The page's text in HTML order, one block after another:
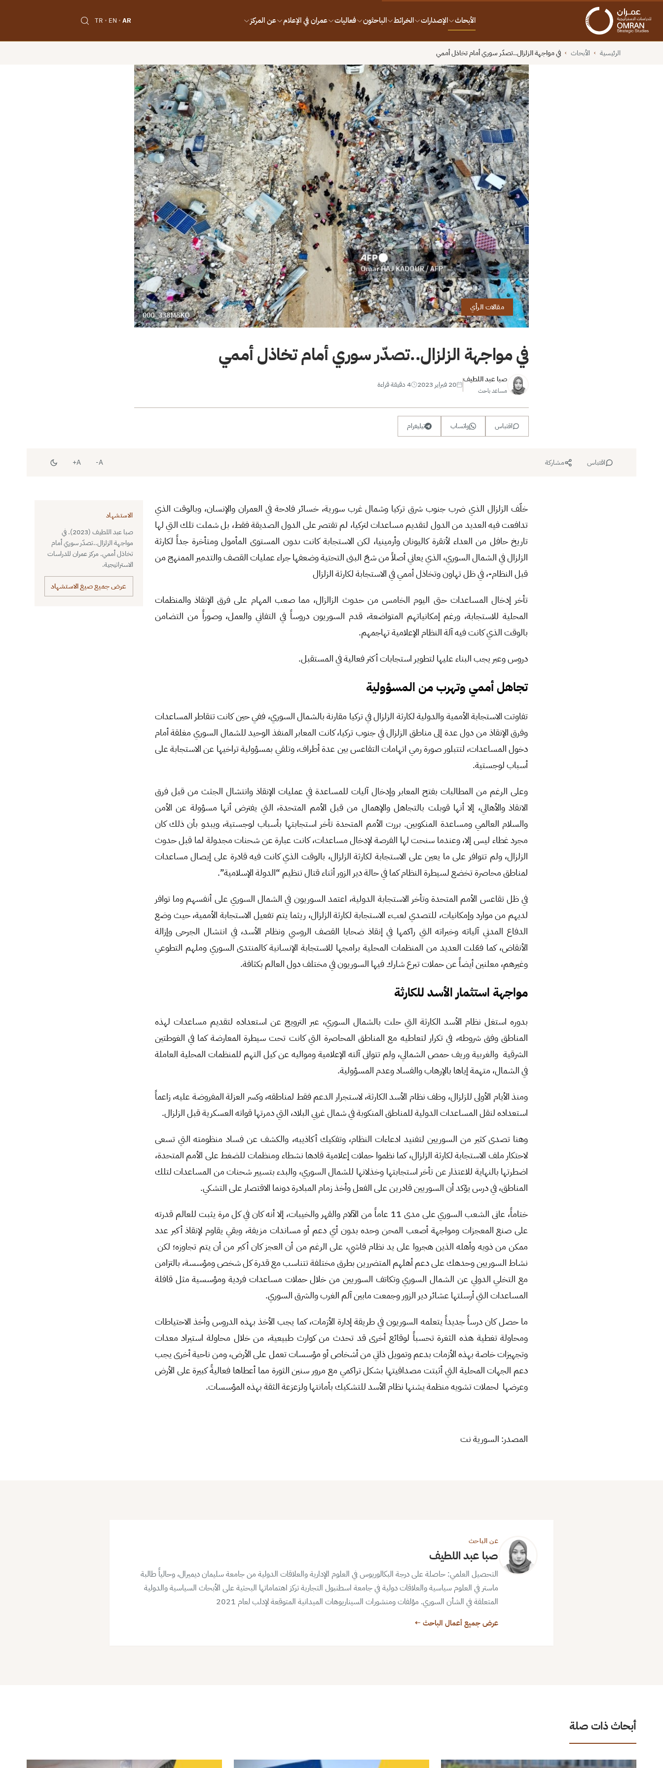
الأبحاث الإصدارات الخرائط الباحثون فعاليات عمران في الإعلام عن المركز AR
EN
TR
الرئيسية › الأبحاث › في مواجهة الزلزال..تصدّر سوري أمام تخاذل أممي
مقالات الرأي
في مواجهة الزلزال..تصدّر سوري أمام تخاذل أممي
صبا عبد اللطيف
مساعد باحث
20 فبراير 2023 4 دقيقة قراءة
اقتباس واتساب تيليغرام
اقتباس مشاركة A-
A+
خلّف الزلزال الذي ضرب جنوب شرق تركيا وشمال غرب سورية، خسائر فادحة في العمران والإنسان، وبالوقت الذي
تدافعت فيه العديد من الدول لتقديم مساعدات لتركيا، لم تقتصر على الدول الصديقة فقط، بل شملت تلك التي لها
تاريخ حافل من العداء لأنقرة كاليونان وأرمينيا، لكن الاستجابة كانت ىدون المستوى المأمول ومتأخرة جداً لكارثة
الزلزال في الشمال السوري، الذي يعاني أصلاً من شحّ البنى التحتية وضعفها جراء عمليات القصف والتدمير الممنهج من
قبل النظام-، في ظل تهاون وتخاذل أممي في الاستجابة لكارثة الزلزال
تأخر إدخال المساعدات حتى اليوم الخامس من حدوث الزالزال، مما صعب المهام على فرق الإنقاذ والمنظمات
المحلية للاستجابة، ورغم إمكانياتهم المتواضعة، قدم السوريون دروساً في التفاني والعمل، وصوراً من التضامن
بالوقت الذي كانت فيه آلة النظام الإعلامية تهاجمهم.
دروس وعبر يجب البناء عليها لتطوير استجابات أكثر فعالية في المستقبل.
تجاهل أممي وتهرب من المسؤولية
تفاوتت الاستجابة الأممية والدولية لكارثة الزلزال في تركيا مقارنة بالشمال السوري، ففي حين كانت تتقاطر المساعدات
وفرق الإنقاذ من دول عدة إلى مناطق الزلزال في جنوب تركيا، كانت المعابر المنفذ الوحيد للشمال السوري مغلقة أمام
دخول المساعدات، لتتبلور صورة رمي اتهامات التقاعس بين عدة أطراف، وتلقي بمسؤولية تراخيها عن الاستجابة على
أسباب لوجستية.
وعلى الرغم من المطالبات بفتح المعابر وإدخال آليات للمساعدة في عمليات الإنقاذ وانتشال الجثث من قبل فرق
الانقاذ والأهالي، إلا أنها قوبلت بالتجاهل والإهمال من قبل الأمم المتحدة، التي يفترض أنها مسؤولة عن الأمن
والسلام العالمي ومساعدة المنكوبين. بررت الأمم المتحدة تأخر استجابتها بأسباب لوجستية، ويبدو بأن ذلك كان
مجرد غطاء ليس إلا، وعندما سنحت لها الفرصة لإدخال مساعدات، كانت عبارة عن شحنات مجدولة لما قبل حدوث
الزلزال، ولم تتوافر على ما يعين على الاستجابة لكارثة الزلزال، بالوقت الذي كانت فيه قادرة على إيصال مساعدات
لمناطق محاصرة تخضع لسيطرة النظام كما في حالة دير الزور أثناء قتال تنظيم “الدولة الإسلامية”.
في ظل تقاعس الأمم المتحدة وتأخر الاستجابة الدولية، اعتمد السوريون في الشمال السوري على أنفسهم وما توافر
لديهم من موارد وإمكانيات، للتصدي لعبء الاستجابة لكارثة الزلزال، ريثما يتم تفعيل الاستجابة الأممية، حيث وضع
الدفاع المدني آلياته وخبراته التي راكمها في إنقاذ ضحايا القصف الروسي ونظام الأسد، في انتشال الجرحى وإزالة
الأنقاض، كما فعّلت العديد من المنظمات المحلية برامجها للاستجابة الإنسانية كالمنتدى السوري وملهم التطوعي
وغيرهم، معلنين أيضاً عن حملات تبرع شارك فيها السوريون في مختلف دول العالم بكثافة.
مواجهة استثمار الأسد للكارثة
بدوره استغل نظام الأسد الكارثة التي حلت بالشمال السوري، عبر الترويج عن استعداده لتقديم مساعدات لهذه
المناطق وفق شروطه، في تكرار لتعاطيه مع المناطق المحاصرة التي كانت تحت سيطرة المعارضة كما في الغوطتين
الشرقية والغربية وريف حمص الشمالي، ولم تتوانى آلته الإعلامية ومواليه عن كيل التهم للمنظمات المحلية العاملة
في الشمال، متهمة إياها بالإرهاب والفساد وعدم المسؤولية.
ومنذ الأيام الأولى للزلزال، وظف نظام الأسد الكارثة، لاستجرار الدعم فقط لمناطقه، وكسر العزلة المفروضة عليه، زاعماً
استعداده لنقل المساعدات الدولية للمناطق المنكوبة في شمال غربي البلاد، التي دمرتها قواته العسكرية قبل الزلزال.
وهنا تصدى كثير من السوريين لتفنيد ادعاءات النظام، وتفكيك أكاذيبه، والكشف عن فساد منظومته التي تسعى
لاحتكار ملف الاستجابة لكارثة الزلزال، كما نظموا حملات إعلامية قادها نشطاء ومنظمات للضغط على الأمم المتحدة،
اضطرتها بالنهاية للاعتذار عن تأخر استجابتها وخذلانها للشمال السوري، والبدء بتسيير شحنات من المساعدات لتلك
المناطق، في درس يؤكد أن السوريين قادرين على الفعل وأخذ زمام المبادرة دونما الاقتصار على التشكي.
ختاماً، عانى الشعب السوري على مدى 11 عاماً من الآلام والقهر والخيبات، إلا أنه كان في كل مرة يثبت للعالم قدرته
على صنع المعجزات ومواجهة أصعب المحن وحده بدون أي دعم أو مساندات مزيفة، وبقي يقاوم لإنقاذ أكبر عدد
ممكن من ذويه وأهله الذين هجروا على يد نظام فاشي، على الرغم من أن العجز كان أكبر من أن يتم تجاوزه؛ لكن
نشاط السوريين وحدهك على دعم أهلهم المتضررين بطرق مختلفة تتناسب مع قدرة كل شخص ومؤسسة، بالتزامن
مع التخلي الدولي عن الشمال السوري وتكاتف السوريين من خلال حملات مساعدات فردية ومؤسسية مثل قافلة
المساعدات التي أرسلتها عشائر دير الزور وجمعت مابين آلم الغرب والشرق السوري.
ما حصل كان درساً جديداً يتعلمه السوريون في طريقة إدارة الأزمات، كما يجب الأخذ بهذه الدروس وأخذ الاحتياطات
ومحاولة تغطية هذه الثغرة تحسباً لوقائع أخرى قد تحدث من كوارث طبيعية، من خلال محاولة استيراد معدات
وتجهيزات خاصة بهذه الأزمات بدعم وتمويل ذاتي من أشخاص أو مؤسسات تعمل على الأرض، ومن ناحية أخرى يجب
دعم الجهات المحلية التي أثبتت مصداقيتها بشكل تراكمي مع مرور سنين الثورة مما أعطاها فعاليةً كبيرة على الأرض
وعرضها لحملات تشويه منظمة يشنها نظام الأسد للتشكيك بأمانتها ولزعزعة الثقة بهذه المؤسسات.
المصدر: السورية نت
الاستشهاد
صبا عبد اللطيف (2023). في
مواجهة الزلزال..تصدّر سوري أمام
تخاذل أممي. مركز عمران للدراسات
الاستراتيجية.
عرض جميع صيغ الاستشهاد
عن الباحث
صبا عبد اللطيف
التحصيل العلمي: حاصلة على درجة البكالوريوس في العلوم الإدارية والعلاقات الدولية من جامعة سليمان ديميرال، وحالياً طالبة
ماستر في العلوم سياسية والعلاقات دولية في جامعة اسطنبول التجارية تركز اهتماماتها البحثية على الأبحاث السياسية والدولية
المتعلقة في الشأن السوري. مؤلفات ومنشورات السيناريوهات الميدانية المتوقعة لإدلب لعام 2021
عرض جميع أعمال الباحث ←
أبحاث ذات صلة